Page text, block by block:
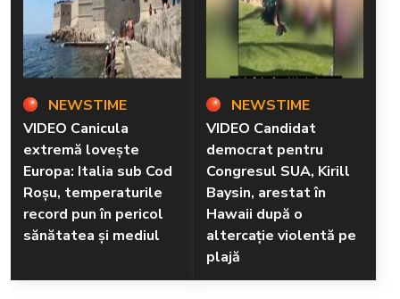
NEWSTIME
VIDEO Canicula
extremă lovește
Europa: Italia sub Cod
Roșu, temperaturile
record pun în pericol
sănătatea și mediul
NEWSTIME
VIDEO Candidat
democrat pentru
Congresul SUA, Kirill
Baysin, arestat în
Hawaii după o
altercație violentă pe
plajă